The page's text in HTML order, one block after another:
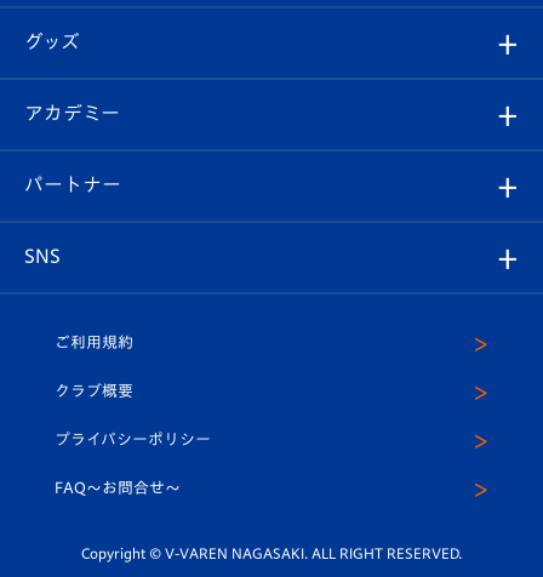
チケット
イベント
メディア
ホームタウン
スタッフプロフィール
マスコット紹介
平和祈念活動
ホームタウン活動
はじめての観戦ガイド
Revive Team
ヴィヴィくんの長崎おもてなしガイド
フォトギャラリー
スタジアムグルメ
チケット
V-LOVERS（ファンクラブ）
プレイヤーズスイート
グッズ
オンラインショップ
店舗情報
アカデミー
育成からのお知らせ
U-18
スクール
パートナー
SNS
ヴィヴィくんインスタグラム
公式LINE＠
ご利用規約
クラブ概要
プライバシーポリシー
FAQ〜お問合せ〜
Copyright © V-VAREN NAGASAKI. ALL RIGHT RESERVED.